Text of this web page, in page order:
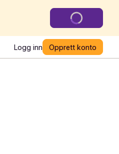
Logg inn Opprett konto